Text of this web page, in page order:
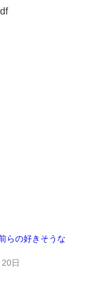
らの好きそうな
日